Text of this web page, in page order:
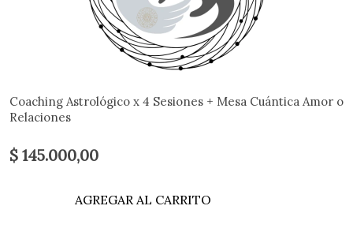
Coaching Astrológico x 4 Sesiones + Mesa Cuántica Amor o
Relaciones
$ 145.000,00
AGREGAR AL CARRITO